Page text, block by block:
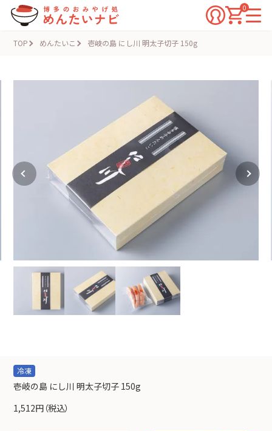
0
TOP めんたいこ 壱岐の島 にし川 明太子切子 150g
冷凍
壱岐の島 にし川 明太子切子 150g
1,512円 （税込）